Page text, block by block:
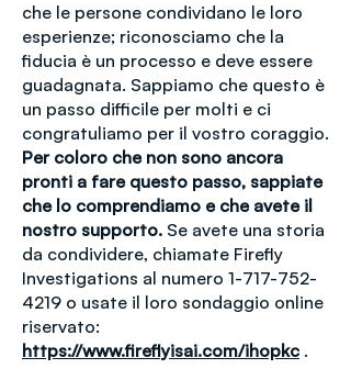
che le persone condividano le loro
esperienze; riconosciamo che la
fiducia è un processo e deve essere
guadagnata. Sappiamo che questo è
un passo difficile per molti e ci
congratuliamo per il vostro coraggio.
Per coloro che non sono ancora
pronti a fare questo passo, sappiate
che lo comprendiamo e che avete il
nostro supporto. Se avete una storia
da condividere, chiamate Firefly
Investigations al numero 1-717-752-
4219 o usate il loro sondaggio online
riservato:
https://www.fireflyisai.com/ihopkc .